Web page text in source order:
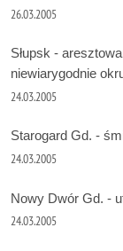
26.03.2005
Słupsk -
niewiarygodnie
24.03.2005
Starogard Gd. -
24.03.2005
Nowy Dwór Gd. -
24.03.2005